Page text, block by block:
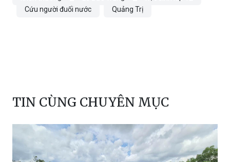
Cứu người đuối nước
Quảng Trị
TIN CÙNG CHUYÊN MỤC